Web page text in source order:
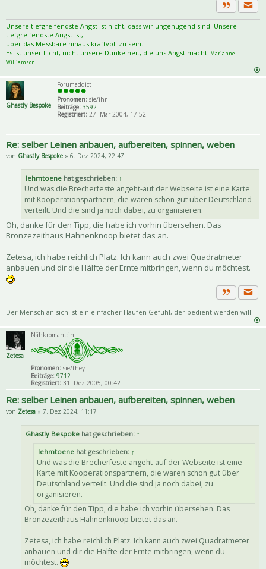
Zitat
Unsere tiefgreifendste Angst ist nicht, dass wir ungenügend sind. Unsere
tiefgreifendste Angst ist,
über das Messbare hinaus kraftvoll zu sein.
Es ist unser Licht, nicht unsere Dunkelheit, die uns Angst macht. Marianne
Williamson
Ghastly Bespoke
Forumaddict
Pronomen: sie/ihr
Beiträge: 3592
Registriert: 27. Mär 2004, 17:52
Re: selber Leinen anbauen, aufbereiten, spinnen, weben
von Ghastly Bespoke » 6. Dez 2024, 22:47
lehmtoene hat geschrieben: ↑
Und was die Brecherfeste angeht-auf der Webseite ist eine Karte
mit Kooperationspartnern, die waren schon gut über Deutschland
verteilt. Und die sind ja noch dabei, zu organisieren.
Oh, danke für den Tipp, die habe ich vorhin übersehen. Das
Bronzezeithaus Hahnenknoop bietet das an.
Zetesa, ich habe reichlich Platz. Ich kann auch zwei Quadratmeter
anbauen und dir die Hälfte der Ernte mitbringen, wenn du möchtest.
Zitat
Der Mensch an sich ist ein einfacher Haufen Gefühl, der bedient werden will.
Zetesa
Nähkromant:in
Pronomen: sie/they
Beiträge: 9712
Registriert: 31. Dez 2005, 00:42
Re: selber Leinen anbauen, aufbereiten, spinnen, weben
von Zetesa » 7. Dez 2024, 11:17
Ghastly Bespoke hat geschrieben: ↑
lehmtoene hat geschrieben: ↑
Und was die Brecherfeste angeht-auf der Webseite ist eine
Karte mit Kooperationspartnern, die waren schon gut über
Deutschland verteilt. Und die sind ja noch dabei, zu
organisieren.
Oh, danke für den Tipp, die habe ich vorhin übersehen. Das
Bronzezeithaus Hahnenknoop bietet das an.
Zetesa, ich habe reichlich Platz. Ich kann auch zwei Quadratmeter
anbauen und dir die Hälfte der Ernte mitbringen, wenn du
möchtest.